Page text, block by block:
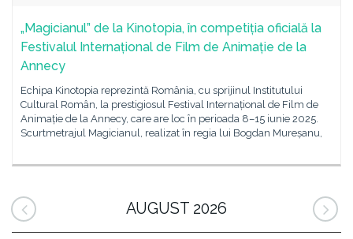
„Magicianul” de la Kinotopia, în competiția oficială la
Festivalul Internațional de Film de Animație de la
Annecy
Echipa Kinotopia reprezintă România, cu sprijinul Institutului
Cultural Român, la prestigiosul Festival Internațional de Film de
Animație de la Annecy, care are loc în perioada 8–15 iunie 2025.
Scurtmetrajul Magicianul, realizat în regia lui Bogdan Mureșanu,
AUGUST 2026